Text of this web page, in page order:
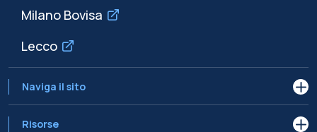
Milano Bovisa
Lecco
Naviga il sito
Risorse